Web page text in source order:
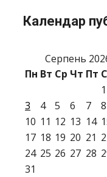
Календар
Серпень
Пн Вт Ср Чт Пт
1
3
4 5 6 7 8
10 11 12 13 14
17 18 19 20 21
24 25 26 27 28
31